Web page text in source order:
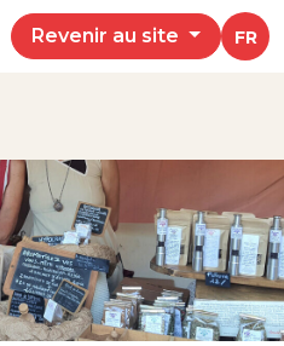
Revenir au site FR